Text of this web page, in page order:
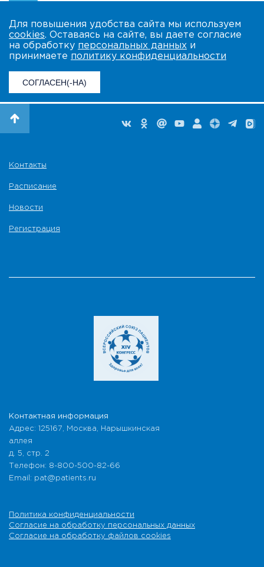
Для повышения удобства сайта мы используем
cookies. Оставаясь на сайте, вы даете согласие
на обработку персональных данных и
принимаете политику конфиденциальности
СОГЛАСЕН(-НА)
Контакты
Расписание
Новости
Регистрация
Контактная информация
Адрес: 125167, Москва, Нарышкинская
аллея
д. 5, стр. 2
Телефон: 8-800-500-82-66
Email: pat@patients.ru
Политика конфиденциальности
Согласие на обработку персональных данных
Согласие на обработку файлов cookies